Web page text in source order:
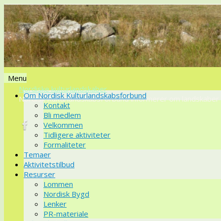
Nordiske kulturlandskaber
Nordisk KulturlandskabsForbund informerer om
Menu
VidereOm Nordisk Kulturlandskabsforbund
Kontakt
Bli medlem
Velkommen
Tidligere aktiviteter
Formaliteter
Temaer
Aktivitetstilbud
Resurser
Lommen
Nordisk Bygd
Lenker
PR-materiale